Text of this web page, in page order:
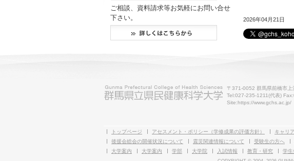
2026年04月21日
ご相談、資料請求等お気軽にお問い合せ
下さい。
〒371-0052 群馬県前橋市上
Tel:027-235-1211(代表)
Site:https://www.gchs.ac.jp/
トップページ アセスメント・ポリシー（学修成果の評価方針） キャリ
後援会総会の開催状況について
震災関連情報について 受験生の方へ
大学案内
大学案内 学部 大学院 入試情報 教育・研究 学生